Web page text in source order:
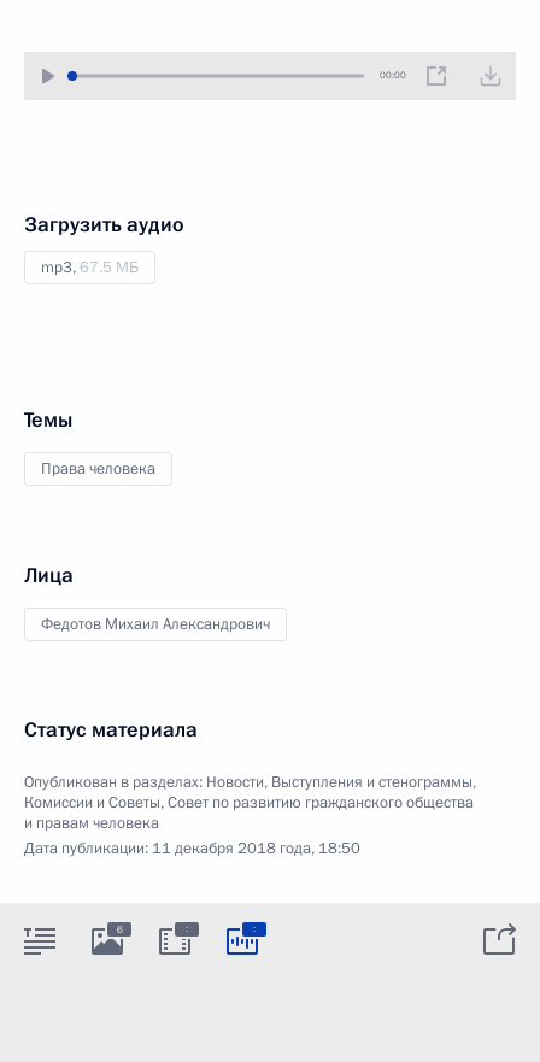
00:00
Загрузить аудио
mp3,67.5 МБ
Темы
Права человека
Лица
Федотов Михаил Александрович
Статус материала
Опубликован в разделах: Новости, Выступления и стенограммы,
Комиссии и Советы,Совет по развитию гражданского общества
и правам человека
Дата публикации: 11 декабря 2018 года, 18:50
6 : :